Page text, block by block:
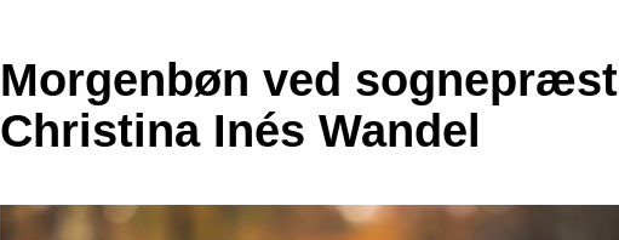
Morgenbøn ved sognepræst
Christina Inés Wandel